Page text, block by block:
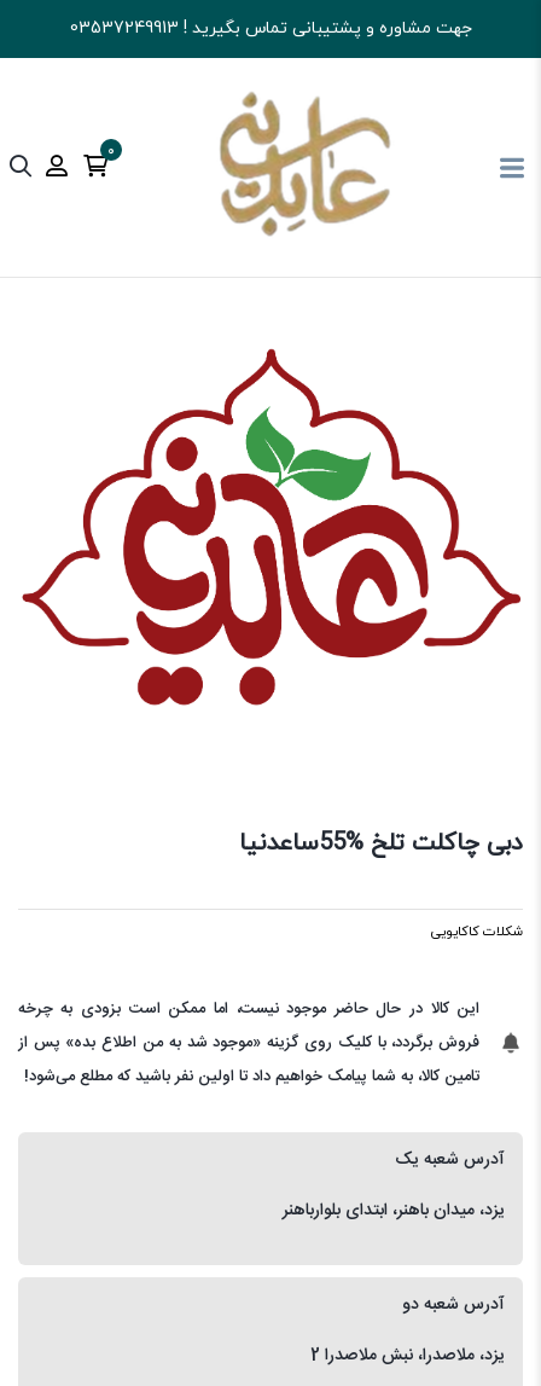
جهت مشاوره و پشتیبانی تماس بگیرید ! 03537249913
0
آجیل و خشکبار عابدینی شکلات شکلات کاکایویی
دبی چاکلت تلخ %55ساعدنیا
شکلات کاکایویی
این کالا در حال حاضر موجود نیست، اما ممکن است بزودی به چرخه
فروش برگردد، با کلیک روی گزینه «موجود شد به من اطلاع بده» پس از
تامین کالا، به شما پیامک خواهیم داد تا اولین نفر باشید که مطلع می‌شود!
آدرس شعبه یک
یزد، میدان باهنر، ابتدای بلوارباهنر
آدرس شعبه دو
یزد، ملاصدرا، نبش ملاصدرا 2